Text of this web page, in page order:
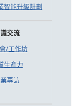
智能升級計劃
交流
/工作坊
生產力
專訪